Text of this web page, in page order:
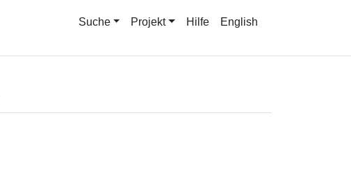
Suche Projekt Hilfe English